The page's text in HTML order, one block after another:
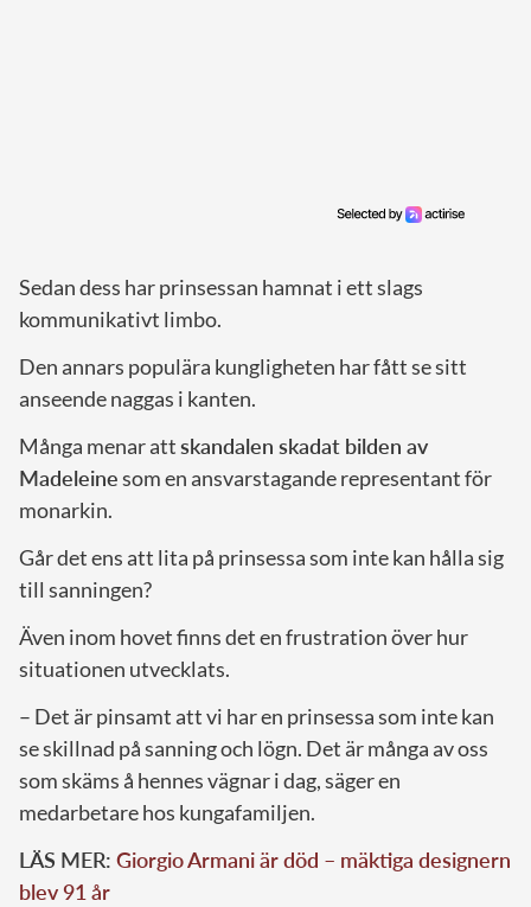
Sedan dess har prinsessan hamnat i ett slags
kommunikativt limbo.
Den annars populära kungligheten har fått se sitt
anseende naggas i kanten.
Många menar attskandalen skadat bilden av
Madeleinesom en ansvarstagande representant för
monarkin.
Går det ens att lita på prinsessa som inte kan hålla sig
till sanningen?
Även inom hovet finns det en frustration över hur
situationen utvecklats.
– Det är pinsamt att vi har en prinsessa som inte kan
se skillnad på sanning och lögn. Det är många av oss
som skäms å hennes vägnar i dag, säger en
medarbetare hos kungafamiljen.
LÄS MER: Giorgio Armani är död – mäktiga designern
blev 91 år